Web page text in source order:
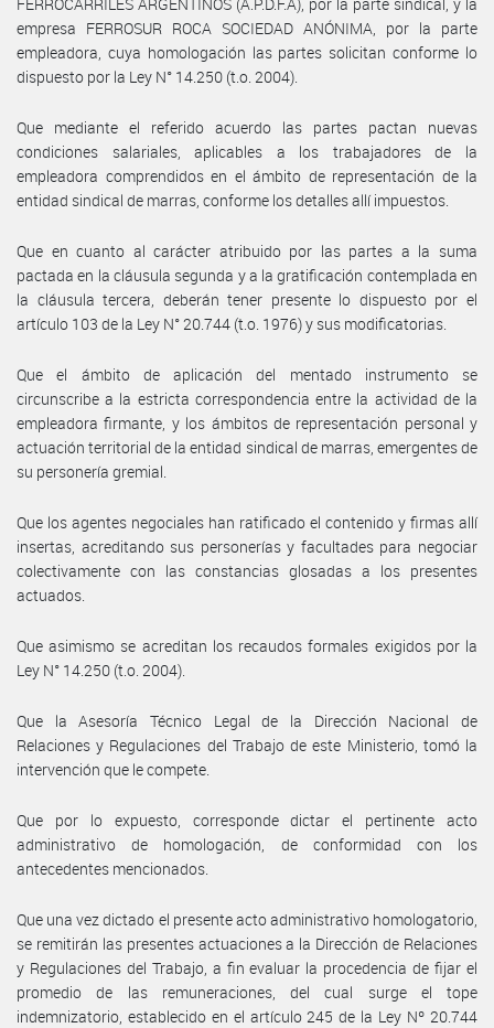
empresa FERROSUR ROCA SOCIEDAD ANÓNIMA, por la parte
empleadora, cuya homologación las partes solicitan conforme lo
dispuesto por la Ley N° 14.250 (t.o. 2004).
Que mediante el referido acuerdo las partes pactan nuevas
condiciones salariales, aplicables a los trabajadores de la
empleadora comprendidos en el ámbito de representación de la
entidad sindical de marras, conforme los detalles allí impuestos.
Que en cuanto al carácter atribuido por las partes a la suma
pactada en la cláusula segunda y a la gratificación contemplada en
la cláusula tercera, deberán tener presente lo dispuesto por el
artículo 103 de la Ley N° 20.744 (t.o. 1976) y sus modificatorias.
Que el ámbito de aplicación del mentado instrumento se
circunscribe a la estricta correspondencia entre la actividad de la
empleadora firmante, y los ámbitos de representación personal y
actuación territorial de la entidad sindical de marras, emergentes de
su personería gremial.
Que los agentes negociales han ratificado el contenido y firmas allí
insertas, acreditando sus personerías y facultades para negociar
colectivamente con las constancias glosadas a los presentes
actuados.
Que asimismo se acreditan los recaudos formales exigidos por la
Ley N° 14.250 (t.o. 2004).
Que la Asesoría Técnico Legal de la Dirección Nacional de
Relaciones y Regulaciones del Trabajo de este Ministerio, tomó la
intervención que le compete.
Que por lo expuesto, corresponde dictar el pertinente acto
administrativo de homologación, de conformidad con los
antecedentes mencionados.
Que una vez dictado el presente acto administrativo homologatorio,
se remitirán las presentes actuaciones a la Dirección de Relaciones
y Regulaciones del Trabajo, a fin evaluar la procedencia de fijar el
promedio de las remuneraciones, del cual surge el tope
indemnizatorio, establecido en el artículo 245 de la Ley Nº 20.744